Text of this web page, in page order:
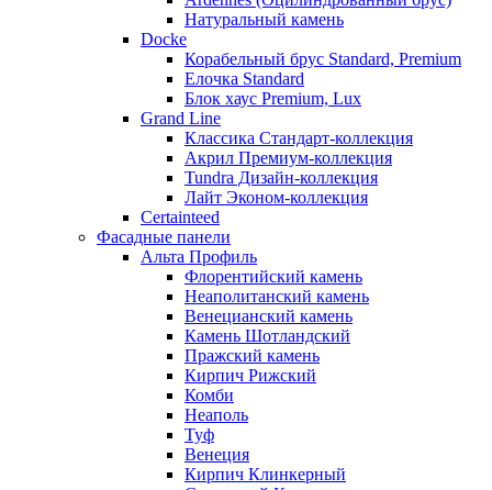
Натуральный камень
Docke
Корабельный брус Standard, Premium
Елочка Standard
Блок хаус Premium, Lux
Grand Line
Классика Стандарт-коллекция
Акрил Премиум-коллекция
Tundra Дизайн-коллекция
Лайт Эконом-коллекция
Certainteed
Фасадные панели
Альта Профиль
Флорентийский камень
Неаполитанский камень
Венецианский камень
Камень Шотландский
Пражский камень
Кирпич Рижский
Комби
Неаполь
Туф
Венеция
Кирпич Клинкерный